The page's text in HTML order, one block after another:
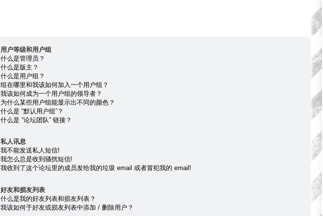
用户等级和用户组
什么是管理员？
什么是版主？
什么是用户组？
组在哪里和我该如何加入一个用户组？
我该如何成为一个用户组的领导者？
为什么某些用户组能显示出不同的颜色？
什么是 “默认用户组”？
什么是 “论坛团队” 链接？
私人讯息
我不能发送私人短信!
我怎么总是收到骚扰短信!
我收到了这个论坛里的成员发给我的垃圾 email 或者冒犯我的 email!
好友和损友列表
什么是我的好友列表和损友列表？
我该如何于好友或损友列表中添加 / 删除用户？